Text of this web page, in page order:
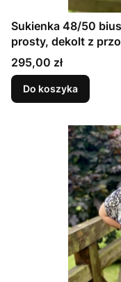
Sukienka 48/50
prosty, dekolt z
CZARNA KORONKA
Cena
295,00 zł
Do koszyka